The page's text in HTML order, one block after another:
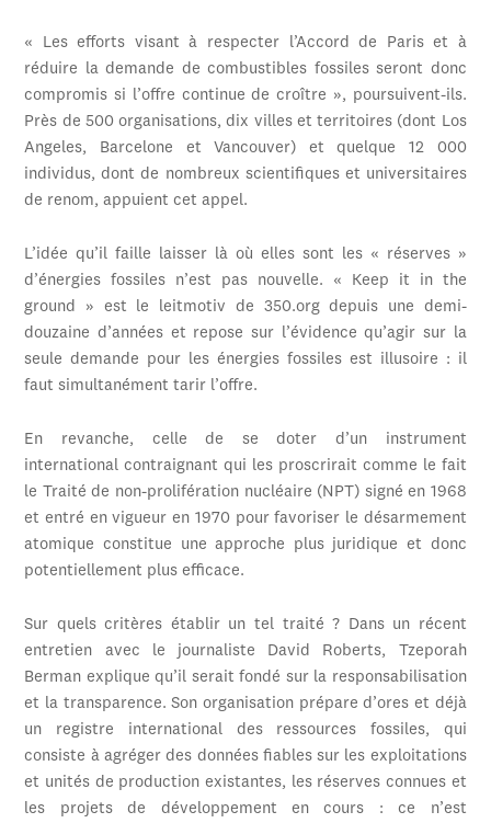
« Les efforts visant à respecter l’Accord de Paris et à
réduire la demande de combustibles fossiles seront donc
compromis si l’offre continue de croître », poursuivent-ils.
Près de 500 organisations, dix villes et territoires (dont Los
Angeles, Barcelone et Vancouver) et quelque 12 000
individus, dont de nombreux scientifiques et universitaires
de renom, appuient cet appel.
L’idée qu’il faille laisser là où elles sont les « réserves »
d’énergies fossiles n’est pas nouvelle. « Keep it in the
ground » est le leitmotiv de 350.org depuis une demi-
douzaine d’années et repose sur l’évidence qu’agir sur la
seule demande pour les énergies fossiles est illusoire : il
faut simultanément tarir l’offre.
En revanche, celle de se doter d’un instrument
international contraignant qui les proscrirait comme le fait
le Traité de non-prolifération nucléaire (NPT) signé en 1968
et entré en vigueur en 1970 pour favoriser le désarmement
atomique constitue une approche plus juridique et donc
potentiellement plus efficace.
Sur quels critères établir un tel traité ? Dans un récent
entretien avec le journaliste David Roberts, Tzeporah
Berman explique qu’il serait fondé sur la responsabilisation
et la transparence. Son organisation prépare d’ores et déjà
un registre international des ressources fossiles, qui
consiste à agréger des données fiables sur les exploitations
et unités de production existantes, les réserves connues et
les projets de développement en cours : ce n’est